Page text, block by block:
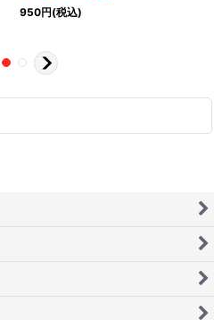
950円(税込)